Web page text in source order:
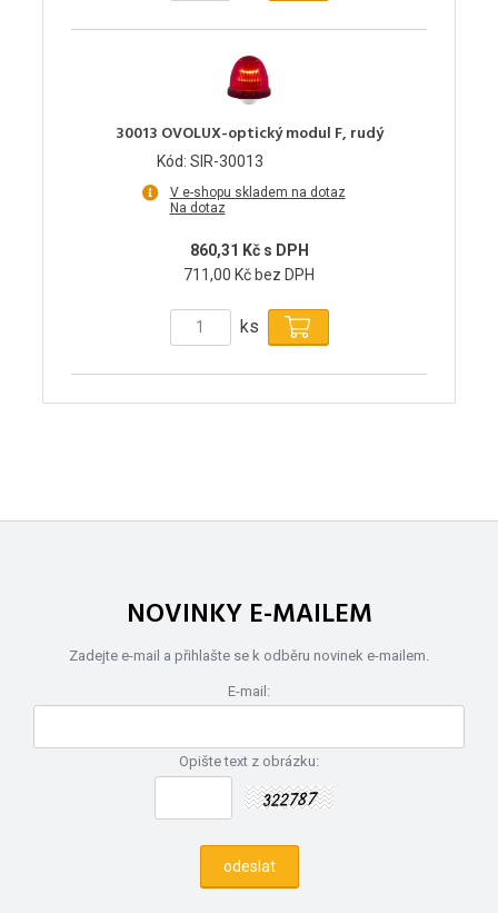
30013 OVOLUX-optický modul F, rudý
Kód: SIR-30013
V e-shopu skladem na dotaz
Na dotaz
860,31 Kč s DPH
711,00 Kč bez DPH
ks
NOVINKY E-MAILEM
Zadejte e-mail a přihlašte se k odběru novinek e-mailem.
E-mail:
Opište text z obrázku: